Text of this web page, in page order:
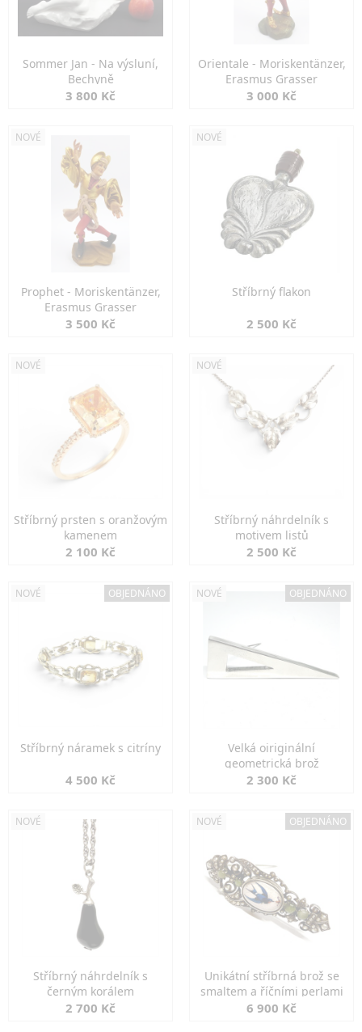
Sommer Jan - Na výsluní,
Bechyně
3 800 Kč
Orientale - Moriskentänzer,
Erasmus Grasser
3 000 Kč
NOVÉ
Prophet - Moriskentänzer,
Erasmus Grasser
3 500 Kč
NOVÉ
Stříbrný flakon
2 500 Kč
NOVÉ
Stříbrný prsten s oranžovým
kamenem
2 100 Kč
NOVÉ
Stříbrný náhrdelník s
motivem listů
2 500 Kč
NOVÉ OBJEDNÁNO
Stříbrný náramek s citríny
4 500 Kč
NOVÉ OBJEDNÁNO
Velká oiriginální
geometrická brož
2 300 Kč
NOVÉ
Stříbrný náhrdelník s
černým korálem
2 700 Kč
NOVÉ OBJEDNÁNO
Unikátní stříbrná brož se
smaltem a říčními perlami
6 900 Kč